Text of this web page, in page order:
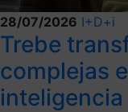
28/07/2026 I+D+i
Trebe
complejas